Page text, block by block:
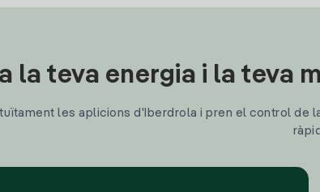
la teva energia i la teva
les aplicions d'Iberdrola i pren el control de